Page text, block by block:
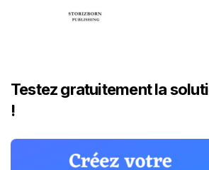
Testez gratuitement la
!